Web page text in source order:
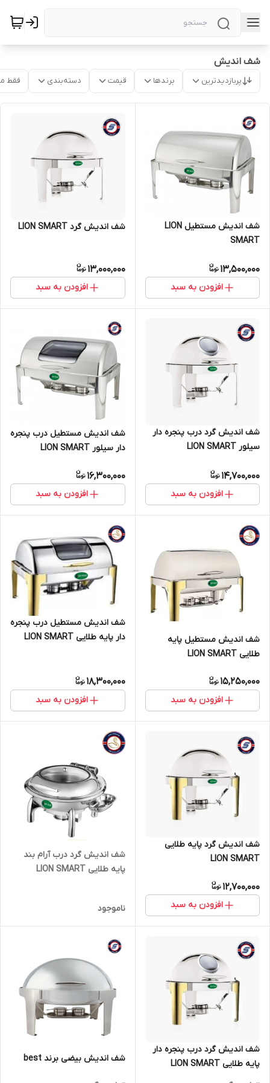
شف اندیش
پربازدیدترین برندها قیمت دسته‌بندی فقط
شف اندیش مستطیل LION
SMART
13,500,000
افزودن به سبد
شف اندیش گرد LION SMART
13,000,000
افزودن به سبد
شف اندیش گرد درب پنجره دار
سیلور LION SMART
14,700,000
افزودن به سبد
شف اندیش مستطیل درب پنجره
دار سیلور LION SMART
16,300,000
افزودن به سبد
شف اندیش مستطیل پایه
طلایی LION SMART
15,250,000
افزودن به سبد
شف اندیش مستطیل درب پنجره
دار پایه طلایی LION SMART
18,300,000
افزودن به سبد
شف اندیش گرد پایه طلایی
LION SMART
12,700,000
افزودن به سبد
شف اندیش گرد درب آرام بند
پایه طلایی LION SMART
ناموجود
شف اندیش گرد درب پنجره دار
پایه طلایی LION SMART
شف اندیش بیضی برند best